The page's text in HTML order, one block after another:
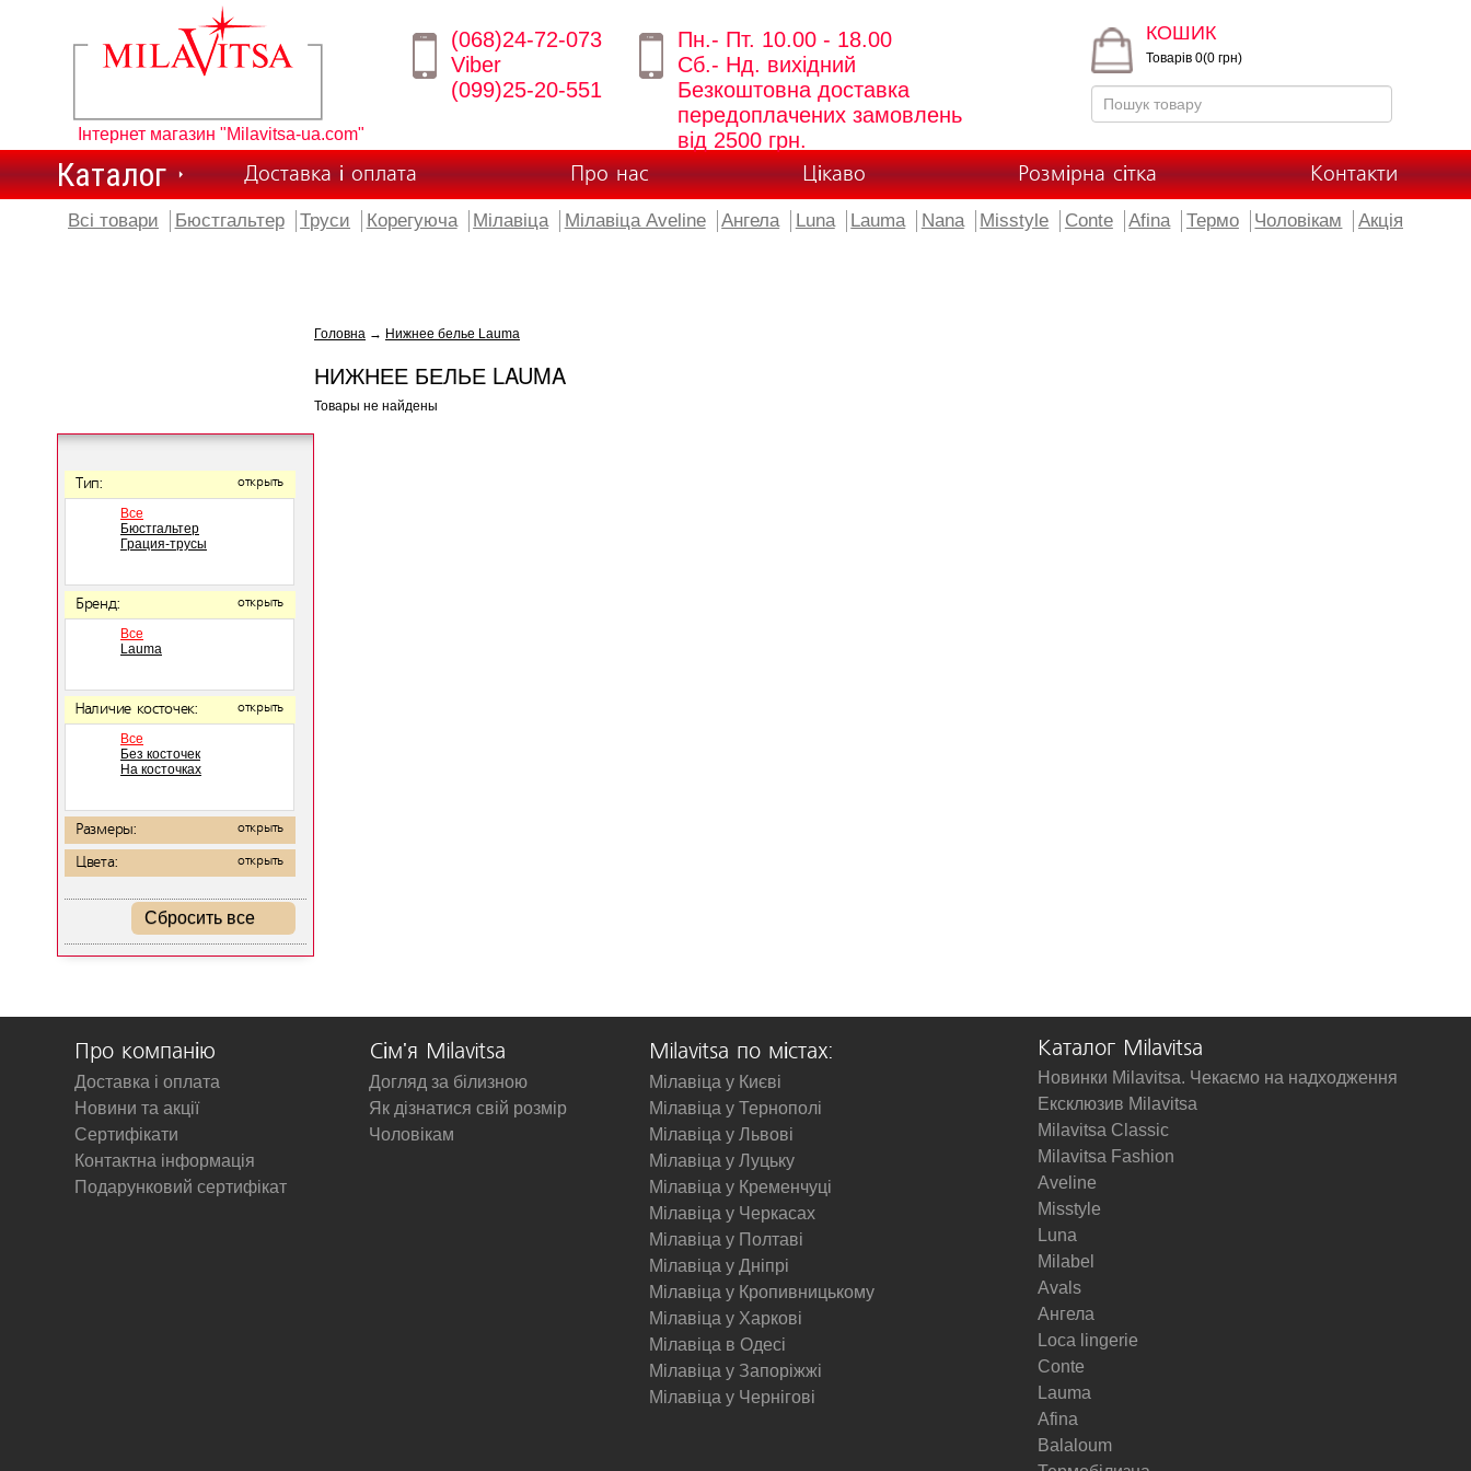
Інтернет магазин "Milavitsa-ua.com"
(068)24-72-073
Viber
(099)25-20-551
Пн.- Пт. 10.00 - 18.00
Сб.- Нд. вихідний
Безкоштовна доставка
передоплачених замовлень
від 2500 грн.
КОШИК
Товарів 0(0 грн)
Каталог Доставка і оплата Про нас Цікаво Розмірна сітка Контакти
Всі товари Бюстгальтер Труси Корегуюча Мілавіца Мілавіца Aveline Ангела Luna Lauma Nana Misstyle Conte Afina Термо Чоловікам Акція
Тип: открыть
Все
Бюстгальтер
Грация-трусы
Бренд: открыть
Все
Lauma
Наличие косточек: открыть
Все
Без косточек
На косточках
Размеры: открыть
Цвета: открыть
Сбросить все
Головна → Нижнее белье Lauma
НИЖНЕЕ БЕЛЬЕ LAUMA
Товары не найдены
Про компанію
Доставка і оплата
Новини та акції
Сертифікати
Контактна інформація
Подарунковий сертифікат
Сім'я Milavitsa
Догляд за білизною
Як дізнатися свій розмір
Чоловікам
Milavitsa по містах:
Мілавіца у Києві
Мілавіца у Тернополі
Мілавіца у Львові
Мілавіца у Луцьку
Мілавіца у Кременчуці
Мілавіца у Черкасах
Мілавіца у Полтаві
Мілавіца у Дніпрі
Мілавіца у Кропивницькому
Мілавіца у Харкові
Мілавіца в Одесі
Мілавіца у Запоріжжі
Мілавіца у Чернігові
Каталог Milavitsa
Новинки Milavitsa. Чекаємо на надходження
Ексклюзив Milavitsa
Milavitsa Classic
Milavitsa Fashion
Aveline
Misstyle
Luna
Milabel
Avals
Ангела
Loca lingerie
Conte
Lauma
Afina
Balaloum